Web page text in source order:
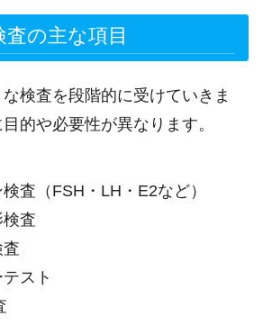
の主な項目
検査を段階的に受けていきま
的や必要性が異なります。
査（FSH・LH・E2など）
査
スト